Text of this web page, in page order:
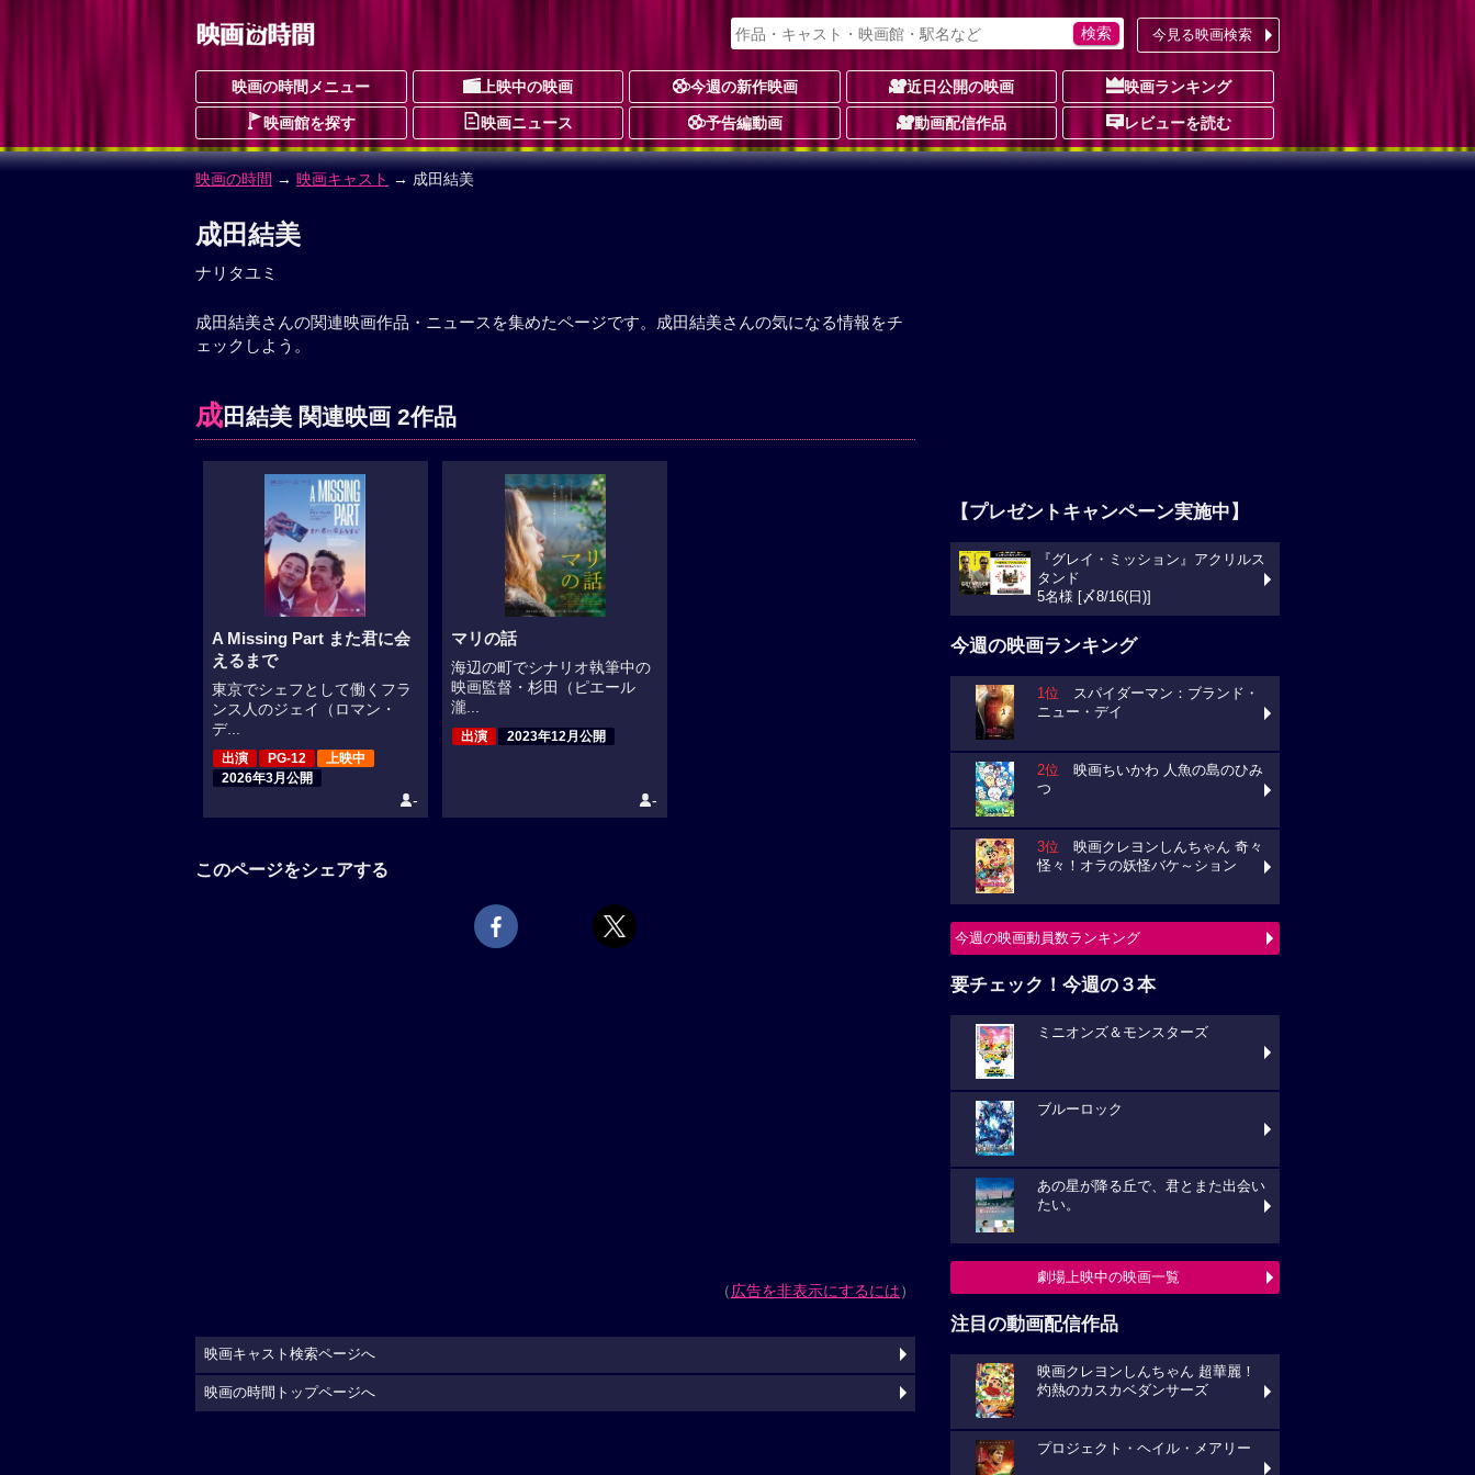
今見る映画検索
映画の時間メニュー 上映中の映画 今週の新作映画 近日公開の映画 映画ランキング
映画館を探す 映画ニュース 予告編動画 動画配信作品 レビューを読む
映画の時間 → 映画キャスト → 成田結美
成田結美
ナリタユミ
成田結美さんの関連映画作品・ニュースを集めたページです。成田結美さんの気になる情報をチ
ェックしよう。
成田結美 関連映画 2作品
A Missing Part また君に会
えるまで
東京でシェフとして働くフラ
ンス人のジェイ（ロマン・
デ...
出演 PG-12
上映中
2026年3月公開
-
マリの話
海辺の町でシナリオ執筆中の
映画監督・杉田（ピエール
瀧...
出演 2023年12月公開
-
このページをシェアする
（広告を非表示にするには）
【プレゼントキャンペーン実施中】
『グレイ・ミッション』アクリルス
タンド
5名様 [〆8/16(日)]
今週の映画ランキング
1位 スパイダーマン：ブランド・
ニュー・デイ
2位 映画ちいかわ 人魚の島のひみ
つ
3位 映画クレヨンしんちゃん 奇々
怪々！オラの妖怪バケ～ション
今週の映画動員数ランキング
要チェック！今週の３本
ミニオンズ＆モンスターズ
ブルーロック
あの星が降る丘で、君とまた出会い
たい。
劇場上映中の映画一覧
注目の動画配信作品
映画クレヨンしんちゃん 超華麗！
灼熱のカスカベダンサーズ
プロジェクト・ヘイル・メアリー
映画キャスト検索ページへ
映画の時間トップページへ